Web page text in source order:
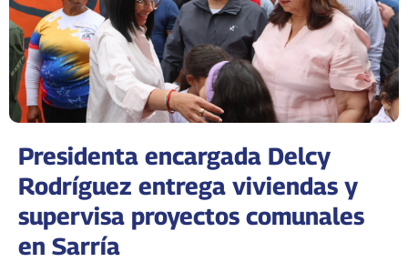
Presidenta encargada Delcy
Rodríguez entrega viviendas y
supervisa proyectos comunales
en Sarría